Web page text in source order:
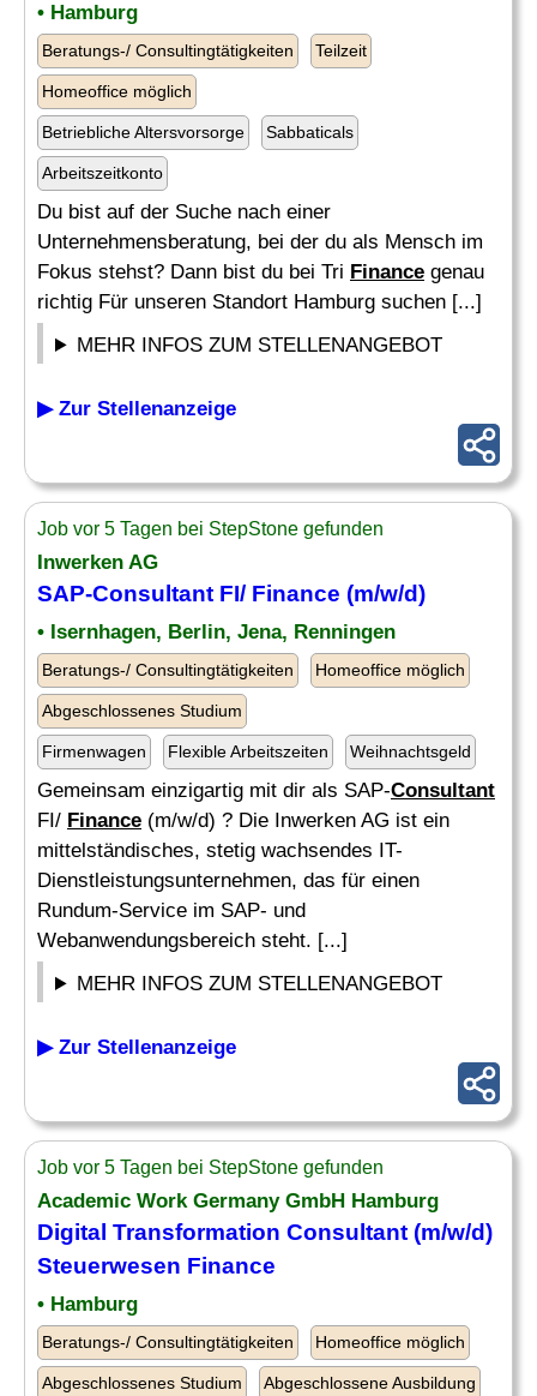
• Hamburg
Beratungs-/ Consultingtätigkeiten Teilzeit
Homeoffice möglich
Betriebliche Altersvorsorge Sabbaticals
Arbeitszeitkonto
Du bist auf der Suche nach einer
Unternehmensberatung, bei der du als Mensch im
Fokus stehst? Dann bist du bei Tri Finance genau
richtig Für unseren Standort Hamburg suchen [...]
MEHR INFOS ZUM STELLENANGEBOT
▶ Zur Stellenanzeige
Job vor 5 Tagen bei StepStone gefunden
Inwerken AG
SAP-Consultant FI/ Finance (m/w/d)
• Isernhagen, Berlin, Jena, Renningen
Beratungs-/ Consultingtätigkeiten Homeoffice möglich
Abgeschlossenes Studium
Firmenwagen Flexible Arbeitszeiten Weihnachtsgeld
Gemeinsam einzigartig mit dir als SAP-Consultant
FI/ Finance (m/w/d) ? Die Inwerken AG ist ein
mittelständisches, stetig wachsendes IT-
Dienstleistungsunternehmen, das für einen
Rundum-Service im SAP- und
Webanwendungsbereich steht. [...]
MEHR INFOS ZUM STELLENANGEBOT
▶ Zur Stellenanzeige
Job vor 5 Tagen bei StepStone gefunden
Academic Work Germany GmbH Hamburg
Digital Transformation Consultant (m/w/d)
Steuerwesen Finance
• Hamburg
Beratungs-/ Consultingtätigkeiten Homeoffice möglich
Abgeschlossenes Studium Abgeschlossene Ausbildung